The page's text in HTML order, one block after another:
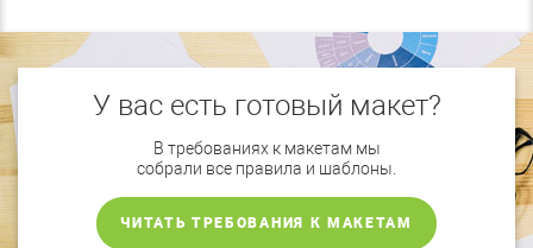
У вас есть готовый макет?
В требованиях к макетам мы
собрали все правила и шаблоны.
ЧИТАТЬ ТРЕБОВАНИЯ К МАКЕТАМ